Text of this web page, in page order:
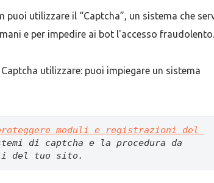
utilizzare il “Captcha”, un sistema che
e per impedire ai bot l'accesso fraudolento.
utilizzare: puoi impiegare un sistema
proteggere moduli e registrazioni del
di captcha e la procedura da
del tuo sito.